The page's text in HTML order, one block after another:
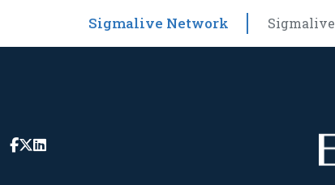
Sigmalive Network Sigmalive